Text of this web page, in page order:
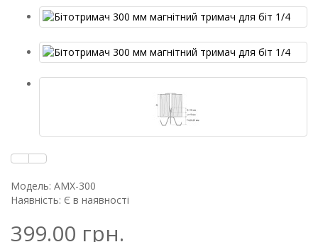
Модель: AMX-300
Наявність: Є в наявності
399.00 грн.